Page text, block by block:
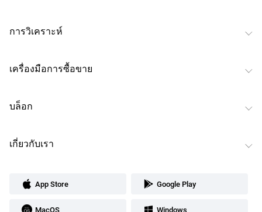
การวิเคราะห์
เครื่องมือการซื้อขาย
บล็อก
เกี่ยวกับเรา
App Store Google Play
MacOS Windows